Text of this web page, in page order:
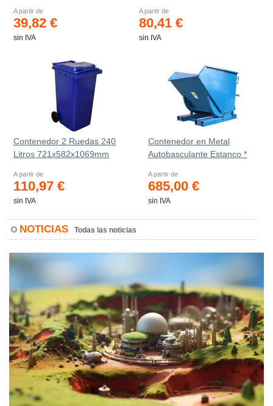
A partir de
39,82 €
sin IVA
A partir de
80,41 €
sin IVA
Contenedor 2 Ruedas 240
Litros 721х582х1069mm
A partir de
110,97 €
sin IVA
Contenedor en Metal
Autobasculante Estanco *
A partir de
685,00 €
sin IVA
NOTICIAS Todas las noticias